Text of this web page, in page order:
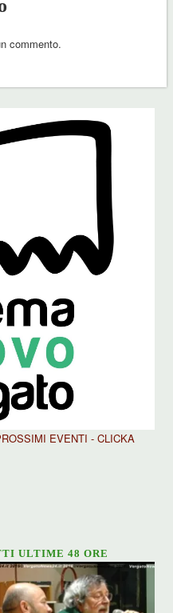
commento.
EVENTI - CLICKA
ULTIME 48 ORE